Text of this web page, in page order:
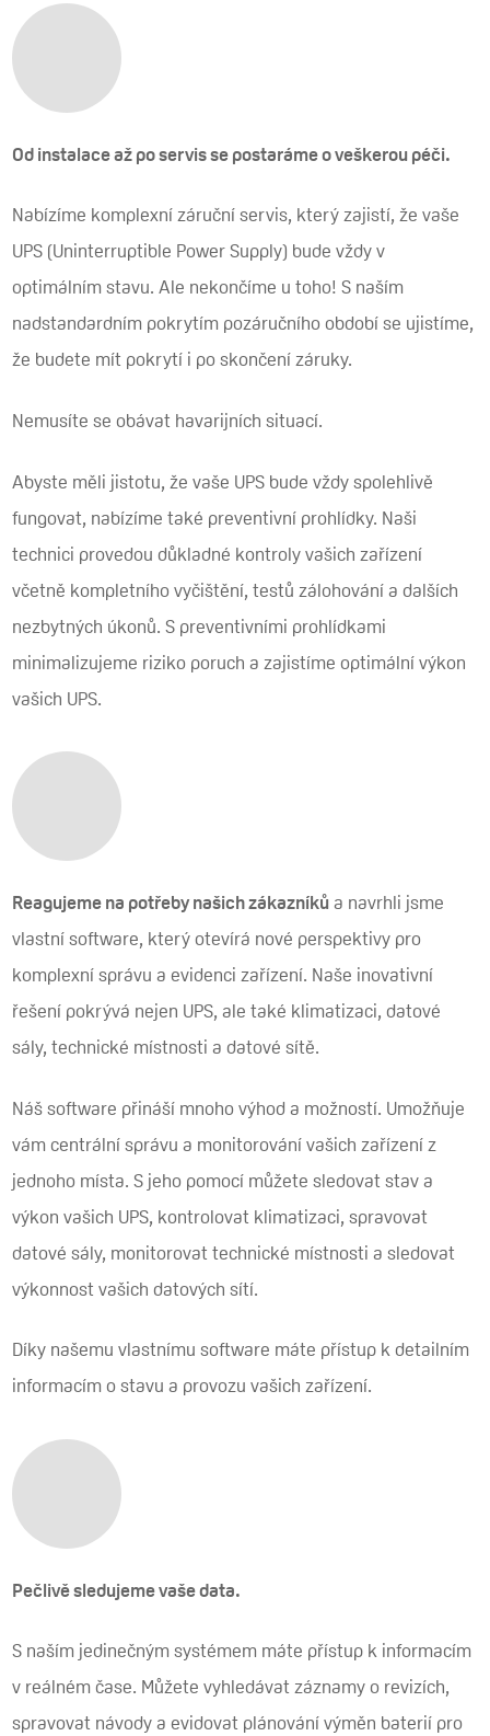
Od instalace až po servis se postaráme o veškerou péči.
Nabízíme komplexní záruční servis, který zajistí, že vaše
UPS (Uninterruptible Power Supply) bude vždy v
optimálním stavu. Ale nekončíme u toho! S naším
nadstandardním pokrytím pozáručního období se ujistíme,
že budete mít pokrytí i po skončení záruky.
Nemusíte se obávat havarijních situací.
Abyste měli jistotu, že vaše UPS bude vždy spolehlivě
fungovat, nabízíme také preventivní prohlídky. Naši
technici provedou důkladné kontroly vašich zařízení
včetně kompletního vyčištění, testů zálohování a dalších
nezbytných úkonů. S preventivními prohlídkami
minimalizujeme riziko poruch a zajistíme optimální výkon
vašich UPS.
Reagujeme na potřeby našich zákazníků a navrhli jsme
vlastní software, který otevírá nové perspektivy pro
komplexní správu a evidenci zařízení. Naše inovativní
řešení pokrývá nejen UPS, ale také klimatizaci, datové
sály, technické místnosti a datové sítě.
Náš software přináší mnoho výhod a možností. Umožňuje
vám centrální správu a monitorování vašich zařízení z
jednoho místa. S jeho pomocí můžete sledovat stav a
výkon vašich UPS, kontrolovat klimatizaci, spravovat
datové sály, monitorovat technické místnosti a sledovat
výkonnost vašich datových sítí.
Díky našemu vlastnímu software máte přístup k detailním
informacím o stavu a provozu vašich zařízení.
Pečlivě sledujeme vaše data.
S naším jedinečným systémem máte přístup k informacím
v reálném čase. Můžete vyhledávat záznamy o revizích,
spravovat návody a evidovat plánování výměn baterií pro